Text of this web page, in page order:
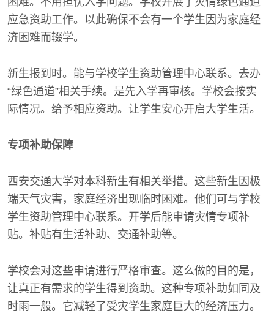
应急资助工作。以此确保不会有一个学生因为家庭经
济困难而辍学。
新生报到时。能与学校学生资助管理中心联系。去办
“绿色通道”相关手续。是先入学再审核。学校会按实
际情况。给予相应资助。让学生安心开启大学生活。
专项补助保障
西安交通大学对本科新生有相关举措。这些新生因极
端天气灾害，家庭经济出现临时困难。他们可与学校
学生资助管理中心联系。开学后能申请灾情专项补
贴。补贴有生活补助、交通补助等。
学校会对这些申请进行严格审查。这么做的目的是，
让真正有需求的学生得到资助。这种专项补助如同及
时雨一般。它减轻了受灾学生家庭巨大的经济压力。